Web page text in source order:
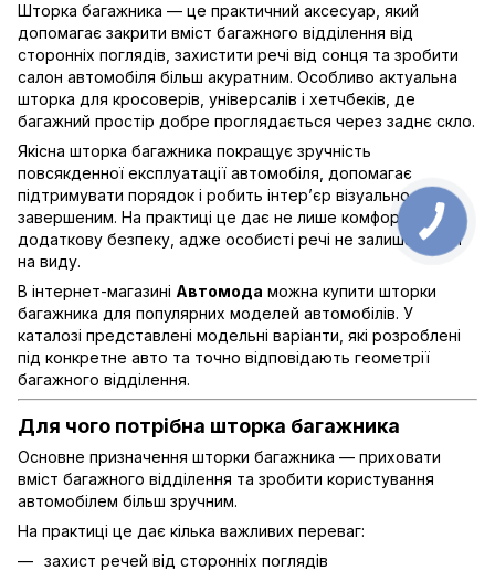
Шторка багажника — це практичний аксесуар, який
допомагає закрити вміст багажного відділення від
сторонніх поглядів, захистити речі від сонця та зробити
салон автомобіля більш акуратним. Особливо актуальна
шторка для кросоверів, універсалів і хетчбеків, де
багажний простір добре проглядається через заднє скло.
Якісна шторка багажника покращує зручність
повсякденної експлуатації автомобіля, допомагає
підтримувати порядок і робить інтер’єр візуально
завершеним. На практиці це дає не лише комфорт, а й
додаткову безпеку, адже особисті речі не залишаються
на виду.
В інтернет-магазині Автомода можна купити шторки
багажника для популярних моделей автомобілів. У
каталозі представлені модельні варіанти, які розроблені
під конкретне авто та точно відповідають геометрії
багажного відділення.
Для чого потрібна шторка багажника
Основне призначення шторки багажника — приховати
вміст багажного відділення та зробити користування
автомобілем більш зручним.
На практиці це дає кілька важливих переваг:
захист речей від сторонніх поглядів